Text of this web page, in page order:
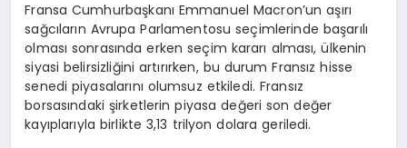
Fransa Cumhurbaşkanı Emmanuel Macron’un aşırı
sağcıların Avrupa Parlamentosu seçimlerinde başarılı
olması sonrasında erken seçim kararı alması, ülkenin
siyasi belirsizliğini artırırken, bu durum Fransız hisse
senedi piyasalarını olumsuz etkiledi. Fransız
borsasındaki şirketlerin piyasa değeri son değer
kayıplarıyla birlikte 3,13 trilyon dolara geriledi.